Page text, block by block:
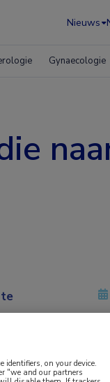
Nieuws
Gynaecologie
on your device.
"we and our partners